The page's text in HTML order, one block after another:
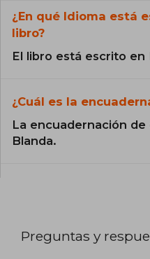
¿En qué Idioma está
libro?
El libro está escrito en
¿Cuál es la
La encuadernación
Blanda.
Preguntas y